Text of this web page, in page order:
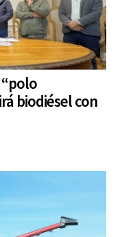
biodiésel con